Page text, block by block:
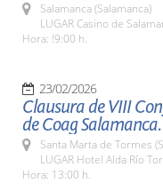
Salamanca (Salamanca)
LUGAR Casino de
Hora: !9:00 h.
23/02/2026
Clausura de VIII
de Coag Salamanca.
Santa Marta de Tormes
LUGAR Hotel Alda Río
Hora: 13:00 h.